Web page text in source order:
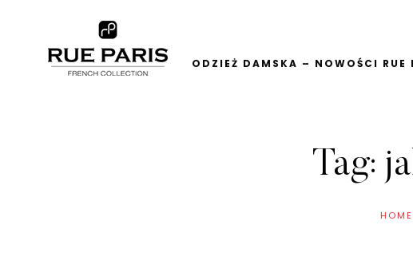
ODZIEŻ DAMSKA – NOWOŚCI RUE
Tag:
HOME